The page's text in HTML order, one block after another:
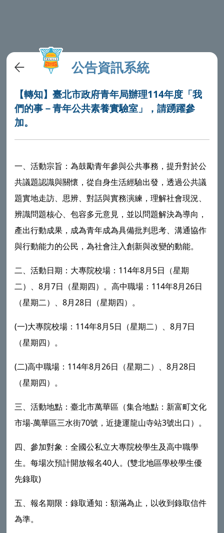
公告資訊系統
【轉知】臺北市政府青年局辦理114年度「我
們的事－青年公共素養實驗室」，請踴躍參
加。
一、活動宗旨：為鼓勵青年參與公共事務，提升對於公
共議題認識與關懷，從自身生活經驗出發，透過公共議
題實地走訪、思辨、對話與實務演練，理解社會現況、
辨識問題核心、包容多元意見，並以問題解決為導向，
產出行動成果，成為青年成為具備批判思考、溝通協作
與行動能力的公民，為社會注入創新與改變的動能。
二、活動日期：大專院校場：114年8月5日（星期
二）、8月7日（星期四）。高中職場：114年8月26日
（星期二）、8月28日（星期四）。
(一)大專院校場：114年8月5日（星期二）、8月7日
（星期四）。
(二)高中職場：114年8月26日（星期二）、8月28日
（星期四）。
三、活動地點：臺北市萬華區（集合地點：新富町文化
市場-萬華區三水街70號，近捷運龍山寺站3號出口）。
四、參加對象：全國公私立大專院校學生及高中職學
生。每場次預計開放報名40人。(雙北地區學校學生優
先錄取)
五、報名期限：錄取通知：額滿為止，以收到錄取信件
為準。